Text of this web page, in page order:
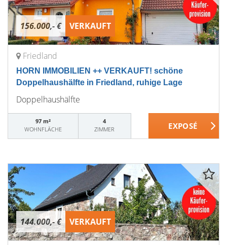
156.000,- € VERKAUFT
Friedland
HORN IMMOBILIEN ++ VERKAUFT! schöne
Doppelhaushälfte in Friedland, ruhige Lage
Doppelhaushälfte
97 m²
WOHNFLÄCHE
4
ZIMMER
144.000,- € VERKAUFT